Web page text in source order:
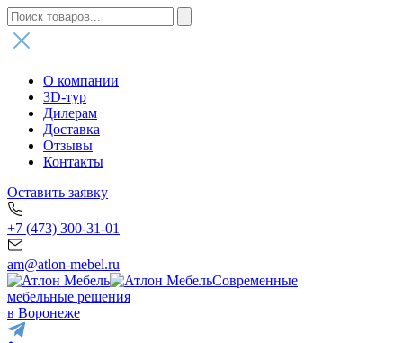
О компании
3D-тур
Дилерам
Доставка
Отзывы
Контакты
Оставить заявку
+7 (473) 300-31-01
am@atlon-mebel.ru
Современные
мебельные решения
в Воронеже